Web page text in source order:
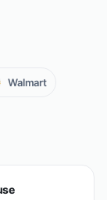
Walmart